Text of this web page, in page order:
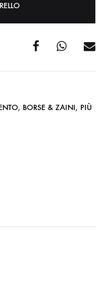
, BORSE & ZAINI, PIÙ